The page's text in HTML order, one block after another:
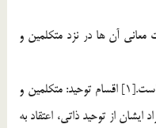
آن ها در نزد متكلمين و
تعريف حمد: كلمه حمد به معناي ثنا و ستايش در برابر عمل جميلي است كه ثناشونده به اختيار خود انجام داده است.[1] اقسام توحيد: متكلمين و
از توحيد ذاتي، اعتقاد به